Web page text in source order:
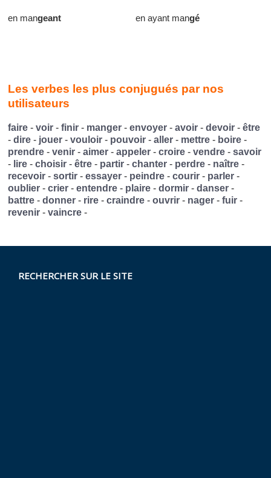
en mangeant en ayant mangé
Les verbes les plus conjugués par nos
utilisateurs
faire -voir -finir - manger -envoyer -avoir -devoir -être
-dire - jouer -vouloir - pouvoir -aller - mettre - boire -
prendre -venir -aimer -appeler -croire -vendre -savoir
- lire -choisir -être - partir -chanter - perdre - naître -
recevoir -sortir -essayer - peindre -courir - parler -
oublier -crier -entendre - plaire -dormir -danser -
battre -donner - rire -craindre -ouvrir - nager -fuir -
revenir -vaincre -
RECHERCHER SUR LE SITE